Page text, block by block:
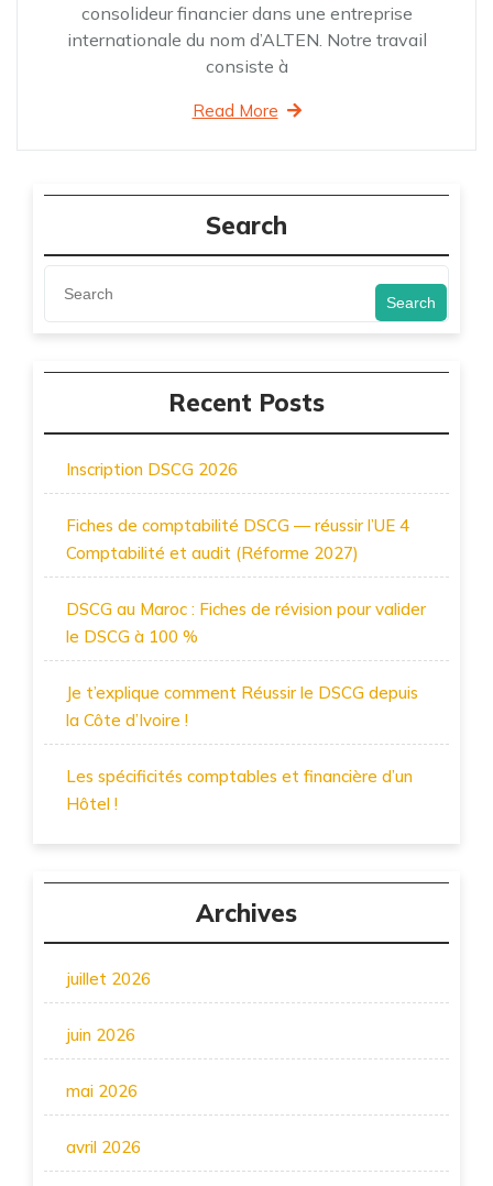
consolideur financier dans une entreprise
internationale du nom d’ALTEN. Notre travail
consiste à
Read More
Search
Search
Recent Posts
Inscription DSCG 2026
Fiches de comptabilité DSCG — réussir l’UE 4
Comptabilité et audit (Réforme 2027)
DSCG au Maroc : Fiches de révision pour valider
le DSCG à 100 %
Je t’explique comment Réussir le DSCG depuis
la Côte d’Ivoire !
Les spécificités comptables et financière d’un
Hôtel !
Archives
juillet 2026
juin 2026
mai 2026
avril 2026